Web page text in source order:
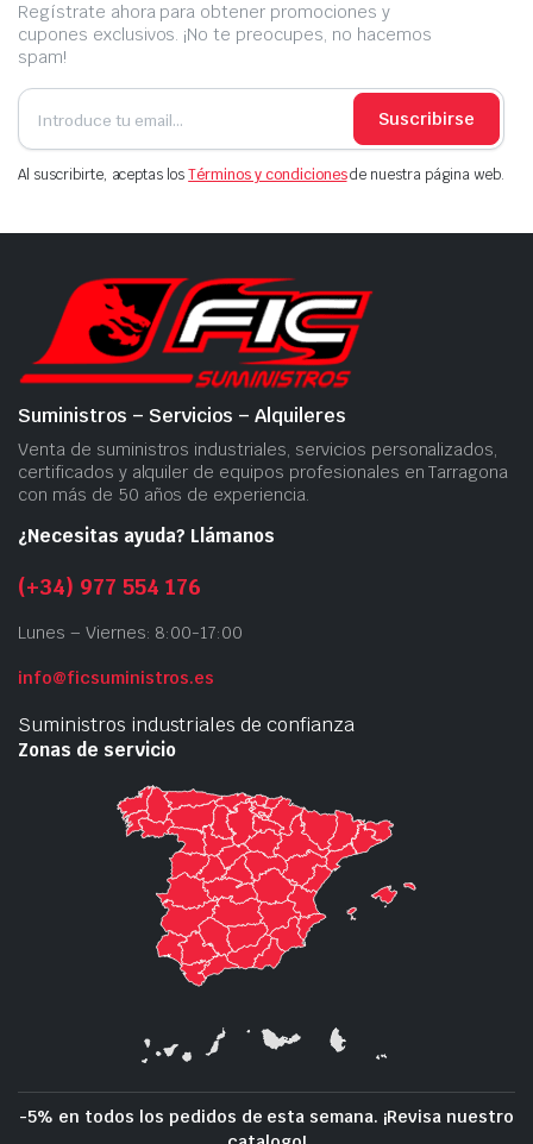
Regístrate ahora para obtener promociones y
cupones exclusivos. ¡No te preocupes, no hacemos
spam!
Suscribirse
Al suscribirte, aceptas losTérminos y condicionesde nuestra página web.
Suministros – Servicios – Alquileres
Venta de suministros industriales, servicios personalizados,
certificados y alquiler de equipos profesionales en Tarragona
con más de 50 años de experiencia.
¿Necesitas ayuda? Llámanos
(+34) 977 554 176
Lunes – Viernes: 8:00-17:00
info@ficsuministros.es
Suministros industriales de confianza
Zonas de servicio
-5% en todos los pedidos de esta semana. ¡Revisa nuestro